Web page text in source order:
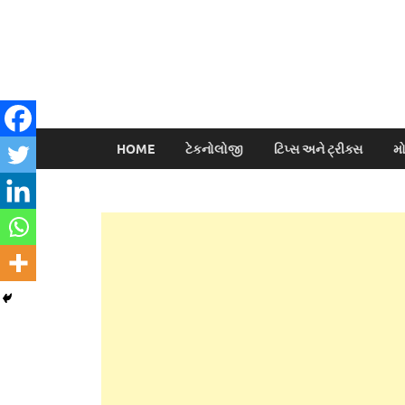
HOME ટેકનોલોજી ટિપ્સ અને ટ્રીક્સ